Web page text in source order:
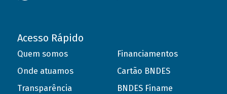
Acesso Rápido
Quem somos
Onde atuamos
Transparência
Financiamentos
Cartão BNDES
BNDES Finame